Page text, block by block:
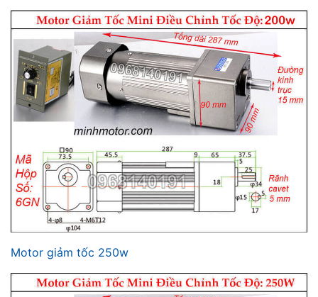
Motor giảm tốc 250w